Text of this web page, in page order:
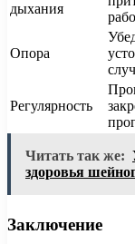
дыхания
Опора
Регулярность
Читать так же:
здоровья
Заключение